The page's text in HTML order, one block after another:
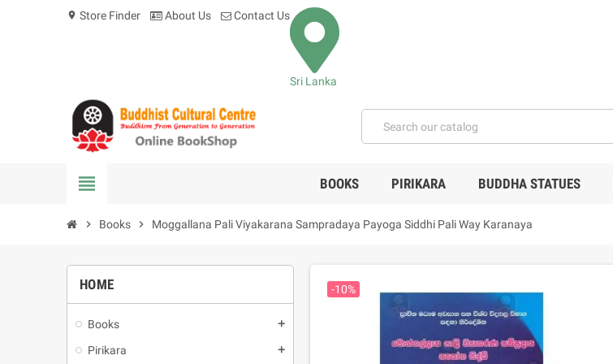
location_on Store Finder About Us Contact Us
Sri Lanka
view_headline BOOKS PIRIKARA BUDDHA STATUES
chevron_right Books chevron_right Moggallana Pali Viyakarana Sampradaya Payoga Siddhi Pali Way Karanaya
HOME
Books add
Pirikara add
-10%